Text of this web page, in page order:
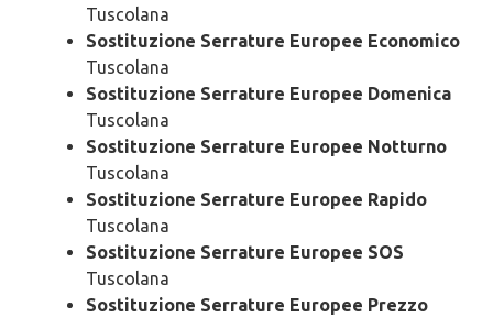
Tuscolana
Sostituzione Serrature Europee Economico
Tuscolana
Sostituzione Serrature Europee Domenica
Tuscolana
Sostituzione Serrature Europee Notturno
Tuscolana
Sostituzione Serrature Europee Rapido
Tuscolana
Sostituzione Serrature Europee SOS
Tuscolana
Sostituzione Serrature Europee Prezzo